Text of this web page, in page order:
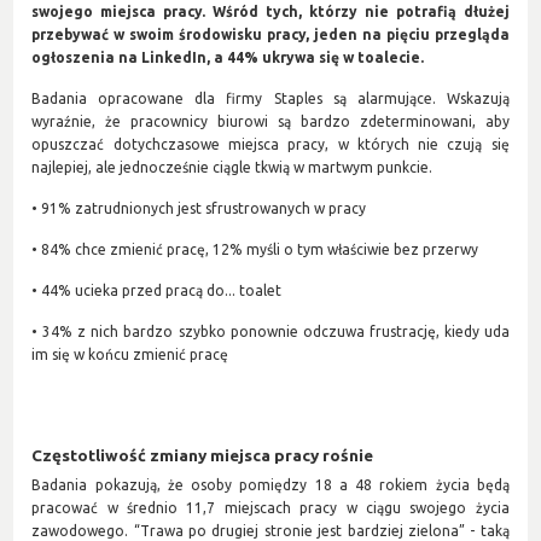
swojego miejsca pracy. Wśród tych, którzy nie potrafią dłużej
przebywać w swoim środowisku pracy, jeden na pięciu przegląda
ogłoszenia na LinkedIn, a 44% ukrywa się w toalecie.
Badania opracowane dla firmy Staples są alarmujące. Wskazują
wyraźnie, że pracownicy biurowi są bardzo zdeterminowani, aby
opuszczać dotychczasowe miejsca pracy, w których nie czują się
najlepiej, ale jednocześnie ciągle tkwią w martwym punkcie.
• 91% zatrudnionych jest sfrustrowanych w pracy
• 84% chce zmienić pracę, 12% myśli o tym właściwie bez przerwy
• 44% ucieka przed pracą do... toalet
• 34% z nich bardzo szybko ponownie odczuwa frustrację, kiedy uda
im się w końcu zmienić pracę
Częstotliwość zmiany miejsca pracy rośnie
Badania pokazują, że osoby pomiędzy 18 a 48 rokiem życia będą
pracować w średnio 11,7 miejscach pracy w ciągu swojego życia
zawodowego. “Trawa po drugiej stronie jest bardziej zielona” - taką